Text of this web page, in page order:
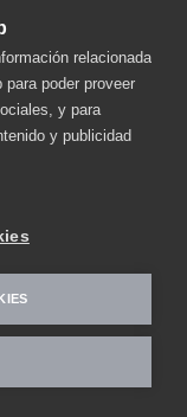
relacionada
poder proveer
y para
y publicidad